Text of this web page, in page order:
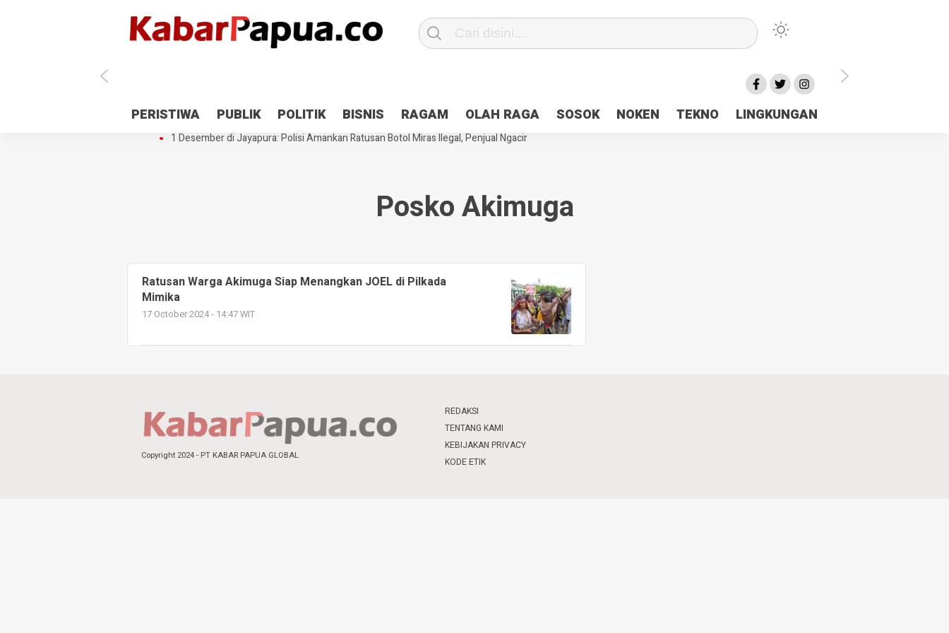
PERISTIWA PUBLIK POLITIK BISNIS RAGAM OLAH RAGA SOSOK NOKEN TEKNO LINGKUNGAN
Antisipasi 1 Desember, TNI Polri Patroli 2×24 jam di Kota Jayapura
Pesan Sejuk Polri di Deklarasi Pemilu Ceria Tanah Papua
Gedung Perpustakaan SMPN 5 Sentani Terbakar
Hibah Pilkada Jayapura Cair 10 Persen, Deposit Kas Daerah Rp23 Miliar Disorot
1 Desember di Jayapura: Polisi Amankan Ratusan Botol Miras Ilegal, Penjual Ngacir
Posko Akimuga
Ratusan Warga Akimuga Siap Menangkan JOEL di Pilkada
Mimika
17 October 2024 - 14:47 WIT
Copyright 2024 - PT KABAR PAPUA GLOBAL
REDAKSI
TENTANG KAMI
KEBIJAKAN PRIVACY
KODE ETIK